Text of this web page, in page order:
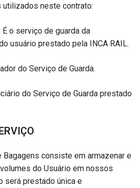
neste contrato:
É o serviço de guarda da
usuário prestado pela INCA RAIL.
do Serviço de Guarda.
do Serviço de Guarda prestado
Bagagens consiste em armazenar e
do Usuário em nossos
será prestado única e